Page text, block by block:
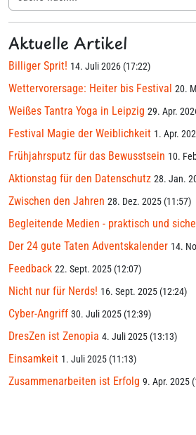
Aktuelle Artikel
Billiger Sprit! 14. Juli 2026 (17:22)
Wettervorersage: Heiter bis Festival 20.
Weißes Tantra Yoga in Leipzig 29. Apr.
Festival Magie der Weiblichkeit 1. Apr.
Frühjahrsputz für das Bewusstsein 10.
Aktionstag für den Datenschutz 28. Jan.
Zwischen den Jahren 28. Dez. 2025 (11:57)
Begleitende Medien - praktisch und
Der 24 gute Taten Adventskalender 14.
Feedback 22. Sept. 2025 (12:07)
Nicht nur für Nerds! 16. Sept. 2025 (12:24)
Cyber-Angriff 30. Juli 2025 (12:39)
DresZen ist Zenopia 4. Juli 2025 (13:13)
Einsamkeit 1. Juli 2025 (11:13)
Zusammenarbeiten ist Erfolg 9. Apr. 2025